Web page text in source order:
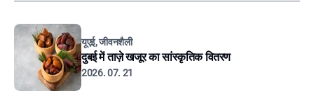
यूएई, जीवनशैली
दुबई में ताज़े खजूर का सांस्कृतिक वितरण
2026. 07. 21